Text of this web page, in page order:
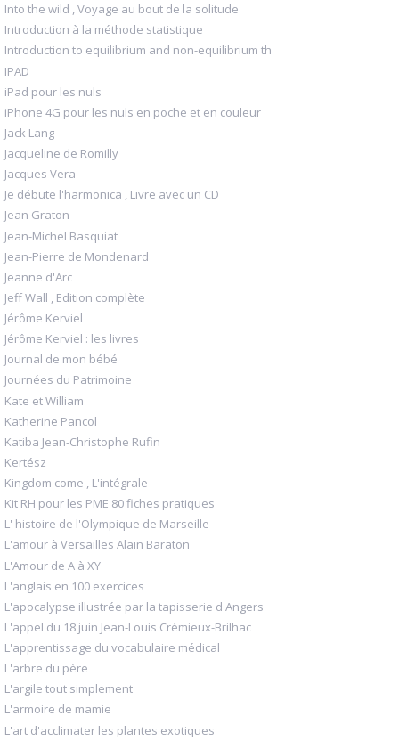
Into the wild , Voyage au bout de la solitude
Introduction à la méthode statistique
Introduction to equilibrium and non-equilibrium th
IPAD
iPad pour les nuls
iPhone 4G pour les nuls en poche et en couleur
Jack Lang
Jacqueline de Romilly
Jacques Vera
Je débute l'harmonica , Livre avec un CD
Jean Graton
Jean-Michel Basquiat
Jean-Pierre de Mondenard
Jeanne d'Arc
Jeff Wall , Edition complète
Jérôme Kerviel
Jérôme Kerviel : les livres
Journal de mon bébé
Journées du Patrimoine
Kate et William
Katherine Pancol
Katiba Jean-Christophe Rufin
Kertész
Kingdom come , L'intégrale
Kit RH pour les PME 80 fiches pratiques
L' histoire de l'Olympique de Marseille
L'amour à Versailles Alain Baraton
L'Amour de A à XY
L'anglais en 100 exercices
L'apocalypse illustrée par la tapisserie d'Angers
L'appel du 18 juin Jean-Louis Crémieux-Brilhac
L'apprentissage du vocabulaire médical
L'arbre du père
L'argile tout simplement
L'armoire de mamie
L'art d'acclimater les plantes exotiques